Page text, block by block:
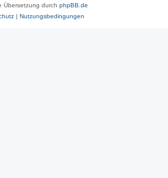
Übersetzung durch phpBB.de
| Nutzungsbedingungen